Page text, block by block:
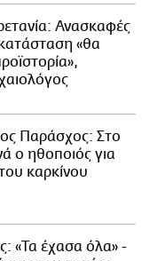
Ανασκαφές
«θα
Παράσχος: Στο
ο ηθοποιός για
καρκίνου
«Τα έχασα όλα» -